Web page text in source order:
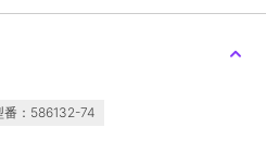
番：586132-74